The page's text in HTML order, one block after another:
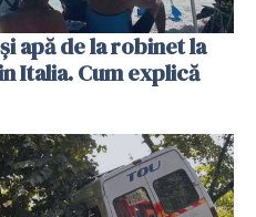
apă de la robinet la
Italia. Cum explică